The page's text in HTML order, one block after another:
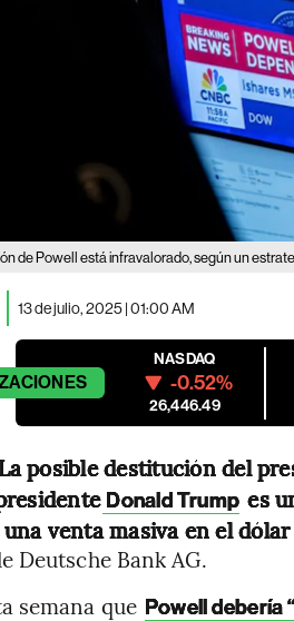
de Powell está infravalorado, según un
13 de julio, 2025 | 01:00 AM
NASDAQ
-0.52%
26,446.49
La posible destitución del
Donald Trump es
una venta masiva en el
Deutsche Bank AG.
semana que Powell debería